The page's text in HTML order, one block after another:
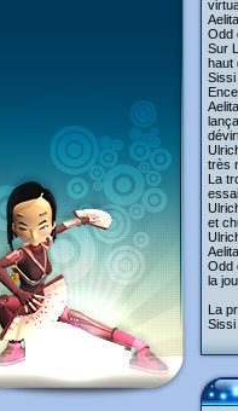
Odd
Sur
haut
Sissi
très
La
et
Odd
la
La
Sissi